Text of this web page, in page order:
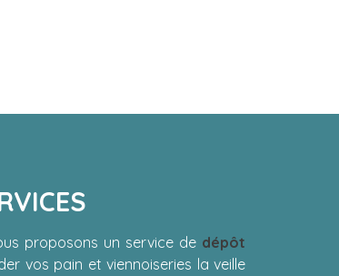
proposons un service de dépôt
vos pain et viennoiseries la veille